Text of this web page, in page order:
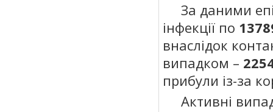
За даними
інфекції по
внаслідок
випадком – 2
прибули із-за
Активні